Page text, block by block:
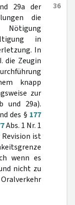
36
29a der
die
Nötigung
in
In
die Zeugin
knapp
zur
und 29a).
des § 177
Abs. 1 Nr. 1
ist
wenn es
nicht zu